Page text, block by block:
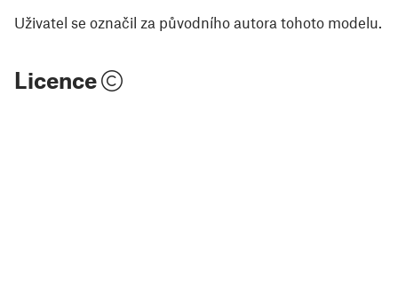
Uživatel se označil za původního autora tohoto modelu.
Licence